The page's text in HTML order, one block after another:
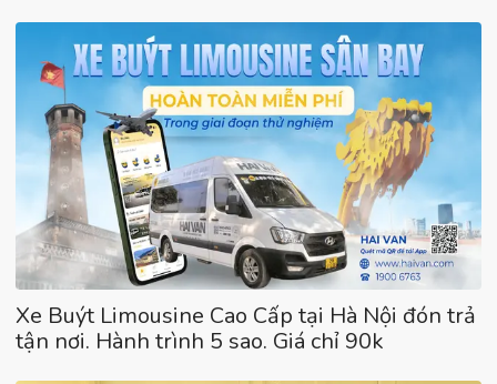
Xe Buýt Limousine Cao Cấp tại Hà Nội đón trả
tận nơi. Hành trình 5 sao. Giá chỉ 90k